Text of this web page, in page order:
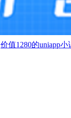
价值1280的uniapp